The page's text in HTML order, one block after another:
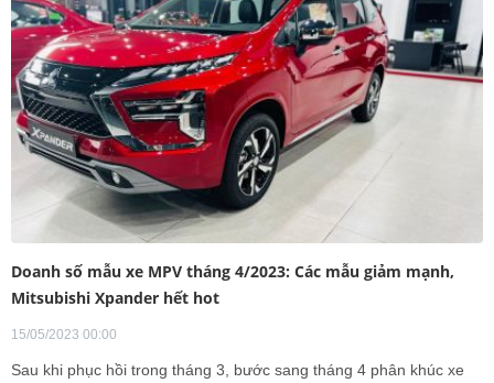
Doanh số mẫu xe MPV tháng 4/2023: Các mẫu giảm mạnh,
Mitsubishi Xpander hết hot
15/05/2023 00:00
Sau khi phục hồi trong tháng 3, bước sang tháng 4 phân khúc xe